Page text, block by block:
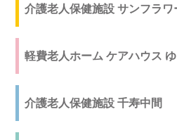
介護老人保健施設 サンフラワ
軽費老人ホーム ケアハウス
介護老人保健施設 千寿中間